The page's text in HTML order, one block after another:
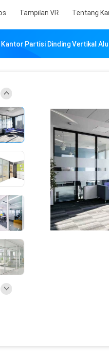
Tampilan VR Tentang
Partisi Dinding Vertikal